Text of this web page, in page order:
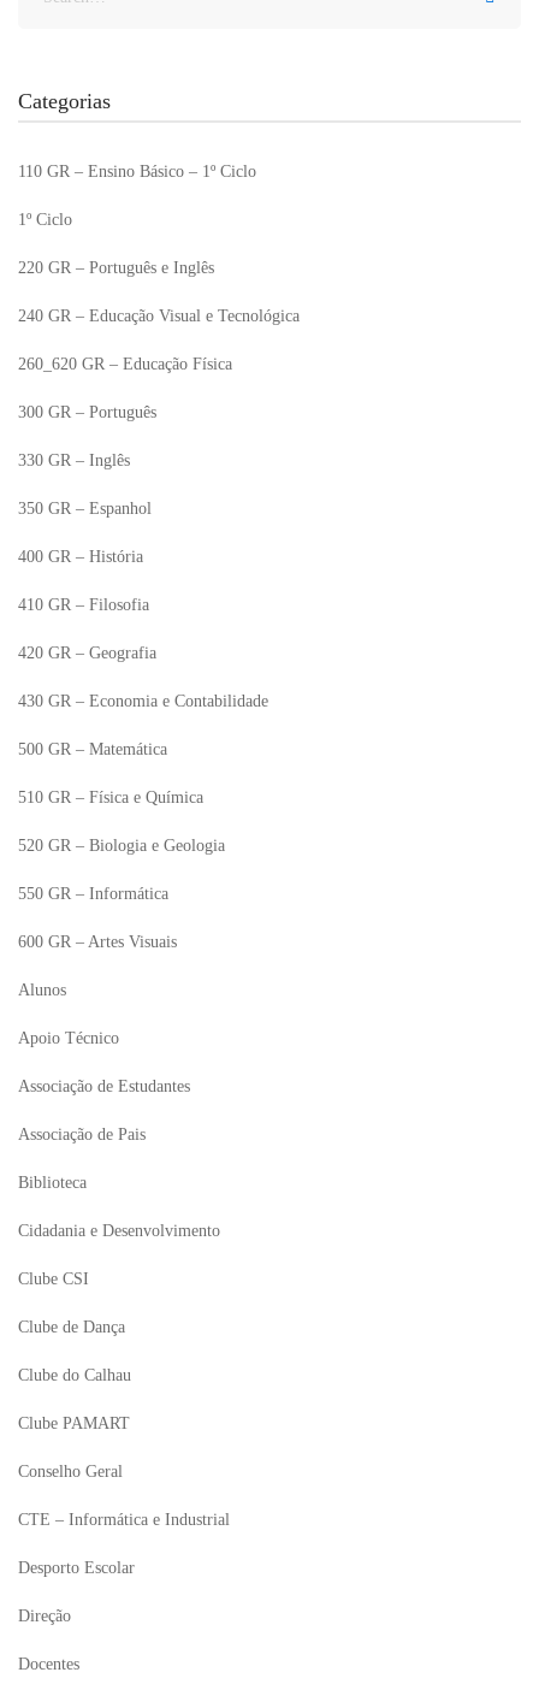
Categorias
110 GR – Ensino Básico – 1º Ciclo
1º Ciclo
220 GR – Português e Inglês
240 GR – Educação Visual e Tecnológica
260_620 GR – Educação Física
300 GR – Português
330 GR – Inglês
350 GR – Espanhol
400 GR – História
410 GR – Filosofia
420 GR – Geografia
430 GR – Economia e Contabilidade
500 GR – Matemática
510 GR – Física e Química
520 GR – Biologia e Geologia
550 GR – Informática
600 GR – Artes Visuais
Alunos
Apoio Técnico
Associação de Estudantes
Associação de Pais
Biblioteca
Cidadania e Desenvolvimento
Clube CSI
Clube de Dança
Clube do Calhau
Clube PAMART
Conselho Geral
CTE – Informática e Industrial
Desporto Escolar
Direção
Docentes